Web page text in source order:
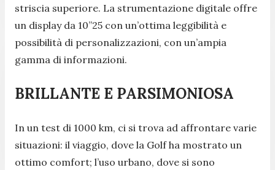
striscia superiore. La strumentazione digitale offre
un display da 10”25 con un’ottima leggibilità e
possibilità di personalizzazioni, con un’ampia
gamma di informazioni.
BRILLANTE E PARSIMONIOSA
In un test di 1000 km, ci si trova ad affrontare varie
situazioni: il viaggio, dove la Golf ha mostrato un
ottimo comfort; l’uso urbano, dove si sono